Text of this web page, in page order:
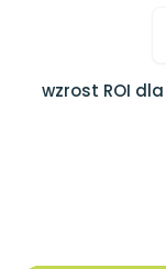
wzrost ROI